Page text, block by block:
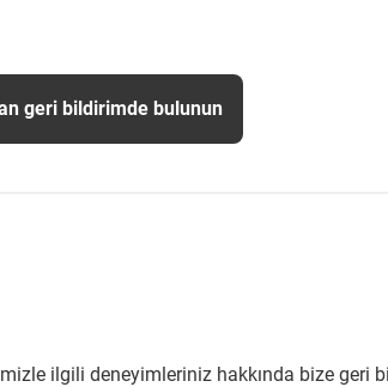
geri bildirimde bulunun
ilgili deneyimleriniz hakkında bize geri